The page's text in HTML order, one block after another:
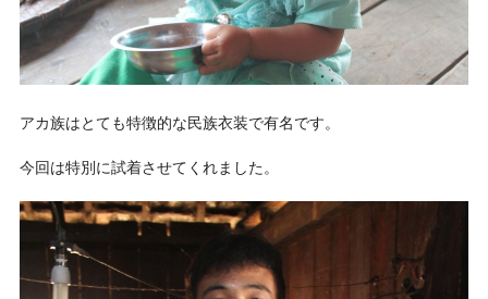
アカ族はとても特徴的な民族衣装で有名です。
今回は特別に試着させてくれました。